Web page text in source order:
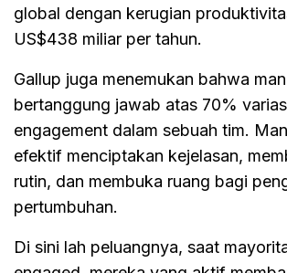
global dengan kerugian
US$438 miliar per tahun.
Gallup juga menemukan bahwa
bertanggung jawab atas 70%
engagement dalam sebuah tim.
efektif menciptakan kejelasan,
rutin, dan membuka ruang bagi
pertumbuhan.
Di sini lah peluangnya, saat